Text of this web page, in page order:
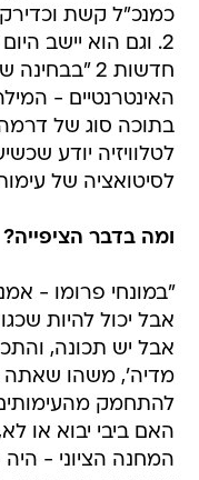
כמנכ"ל קשת
2. וגם הוא יישב
חדשות 2
האינטרנטיים -
בתוכה סוג של
לטלוויזיה יודע
לסיטואציה של
ומה בדבר הציפייה?
אבל יכול להיות
אבל יש תכונה,
להתחמק
האם ביבי יבוא או
המחנה הציוני -